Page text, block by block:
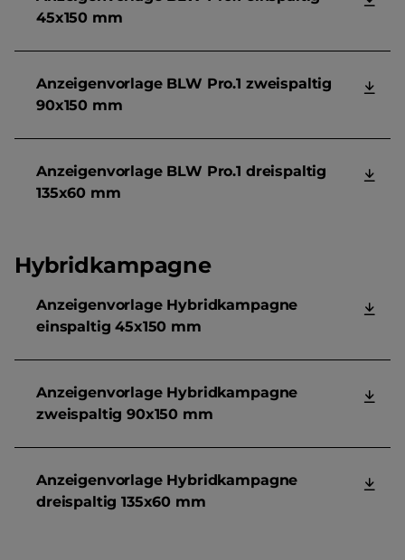
45x150 mm
Anzeigenvorlage BLW Pro.1 zweispaltig
90x150 mm
Anzeigenvorlage BLW Pro.1 dreispaltig
135x60 mm
Hybridkampagne
Anzeigenvorlage Hybridkampagne
einspaltig 45x150 mm
Anzeigenvorlage Hybridkampagne
zweispaltig 90x150 mm
Anzeigenvorlage Hybridkampagne
dreispaltig 135x60 mm